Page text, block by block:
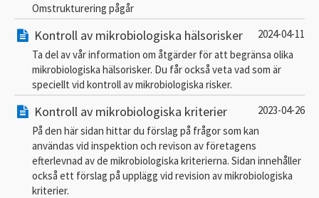
Omstrukturering pågår
Kontroll av mikrobiologiska hälsorisker
2024-04-11
Ta del av vår information om åtgärder för att begränsa olika
mikrobiologiska hälsorisker. Du får också veta vad som är
speciellt vid kontroll av mikrobiologiska risker.
Kontroll av mikrobiologiska kriterier
2023-04-26
På den här sidan hittar du förslag på frågor som kan
användas vid inspektion och revison av företagens
efterlevnad av de mikrobiologiska kriterierna. Sidan innehåller
också ett förslag på upplägg vid revision av mikrobiologiska
kriterier.